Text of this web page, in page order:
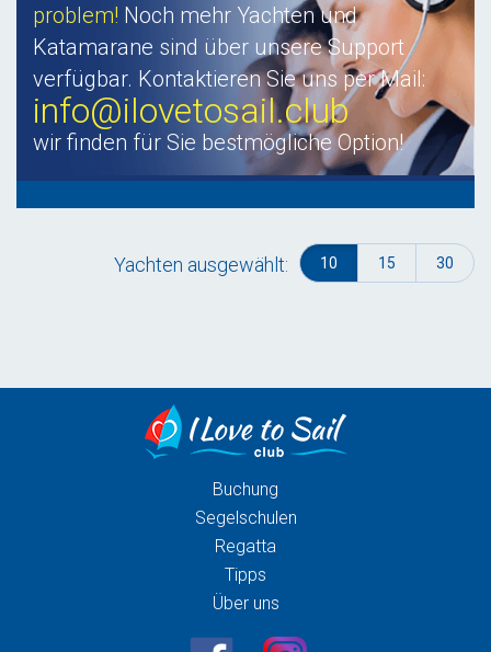
problem! Noch mehr Yachten und
Katamarane sind über unsere Support
verfügbar. Kontaktieren Sie uns per Mail:
info@ilovetosail.club
wir finden für Sie bestmögliche Option!
Yachten ausgewählt: 10 15 30
Buchung
Segelschulen
Regatta
Tipps
Über uns